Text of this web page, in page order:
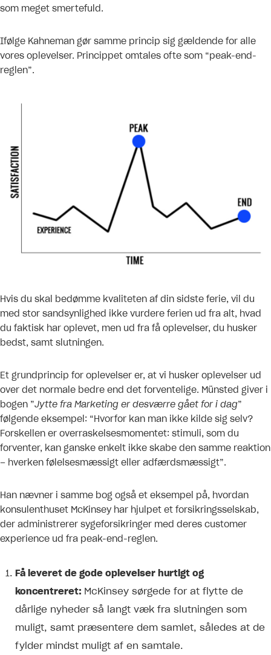
som meget smertefuld.
Ifølge Kahneman gør samme princip sig gældende for alle
vores oplevelser. Princippet omtales ofte som “peak-end-
reglen”.
Hvis du skal bedømme kvaliteten af din sidste ferie, vil du
med stor sandsynlighed ikke vurdere ferien ud fra alt, hvad
du faktisk har oplevet, men ud fra få oplevelser, du husker
bedst, samt slutningen.
Et grundprincip for oplevelser er, at vi husker oplevelser ud
over det normale bedre end det forventelige. Münsted giver i
bogen ”Jytte fra Marketing er desværre gået for i dag”
følgende eksempel: “Hvorfor kan man ikke kilde sig selv?
Forskellen er overraskelsesmomentet: stimuli, som du
forventer, kan ganske enkelt ikke skabe den samme reaktion
– hverken følelsesmæssigt eller adfærdsmæssigt”.
Han nævner i samme bog også et eksempel på, hvordan
konsulenthuset McKinsey har hjulpet et forsikringsselskab,
der administrerer sygeforsikringer med deres customer
experience ud fra peak-end-reglen.
Få leveret de gode oplevelser hurtigt og
koncentreret: McKinsey sørgede for at flytte de
dårlige nyheder så langt væk fra slutningen som
muligt, samt præsentere dem samlet, således at de
fylder mindst muligt af en samtale.